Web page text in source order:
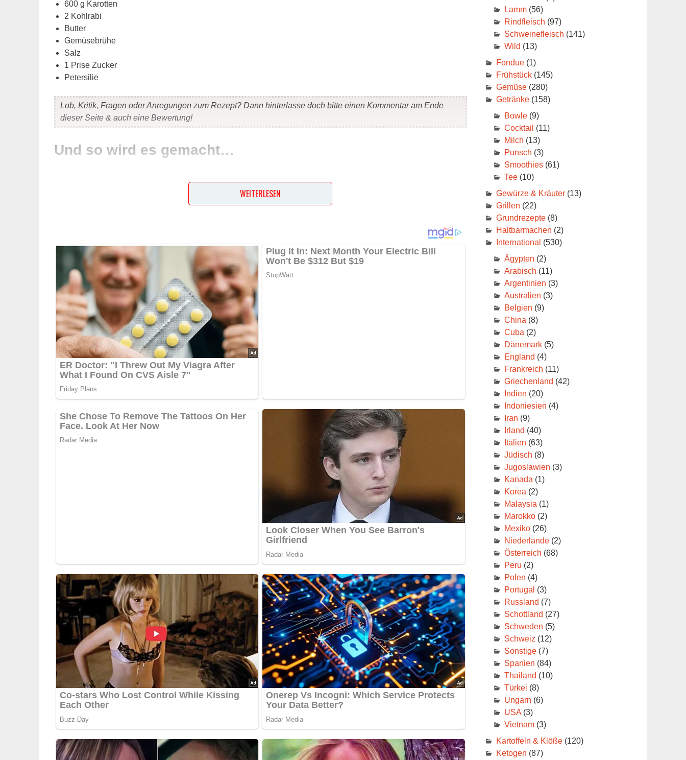
600 g Karotten
2 Kohlrabi
Butter
Gemüsebrühe
Salz
1 Prise Zucker
Petersilie
Lob, Kritik, Fragen oder Anregungen zum Rezept? Dann hinterlasse doch bitte einen Kommentar am Ende
dieser Seite & auch eine Bewertung!
Und so wird es gemacht…
eine Pfanne geben. So viel Brühe zugießen, dass der Boden gut bedeckt ist. Das Gemüse darin bei kleiner Hitze
gar dünsten. Immer wieder Brühe nachgießen. Mit Salz würzen und mit Petersilie bestreut servieren.
WEITERLESEN
Lamm(56)
Rindfleisch (97)
Schweinefleisch (141)
Wild (13)
Fondue(1)
Frühstück(145)
Gemüse(280)
Getränke(158)
Bowle(9)
Cocktail (11)
Milch (13)
Punsch (3)
Smoothies(61)
Tee(10)
Gewürze & Kräuter(13)
Grillen (22)
Grundrezepte(8)
Haltbarmachen (2)
International (530)
Ägypten (2)
Arabisch (11)
Argentinien (3)
Australien (3)
Belgien (9)
China (8)
Cuba (2)
Dänemark(5)
England (4)
Frankreich (11)
Griechenland (42)
Indien (20)
Indoniesien (4)
Iran (9)
Irland (40)
Italien (63)
Jüdisch (8)
Jugoslawien (3)
Kanada (1)
Korea (2)
Malaysia (1)
Marokko(2)
Mexiko(26)
Niederlande(2)
Österreich (68)
Peru (2)
Polen (4)
Portugal (3)
Russland (7)
Schottland (27)
Schweden (5)
Schweiz (12)
Sonstige(7)
Spanien (84)
Thailand (10)
Türkei (8)
Ungarn (6)
USA(3)
Vietnam(3)
Kartoffeln & Klöße(120)
Ketogen (87)